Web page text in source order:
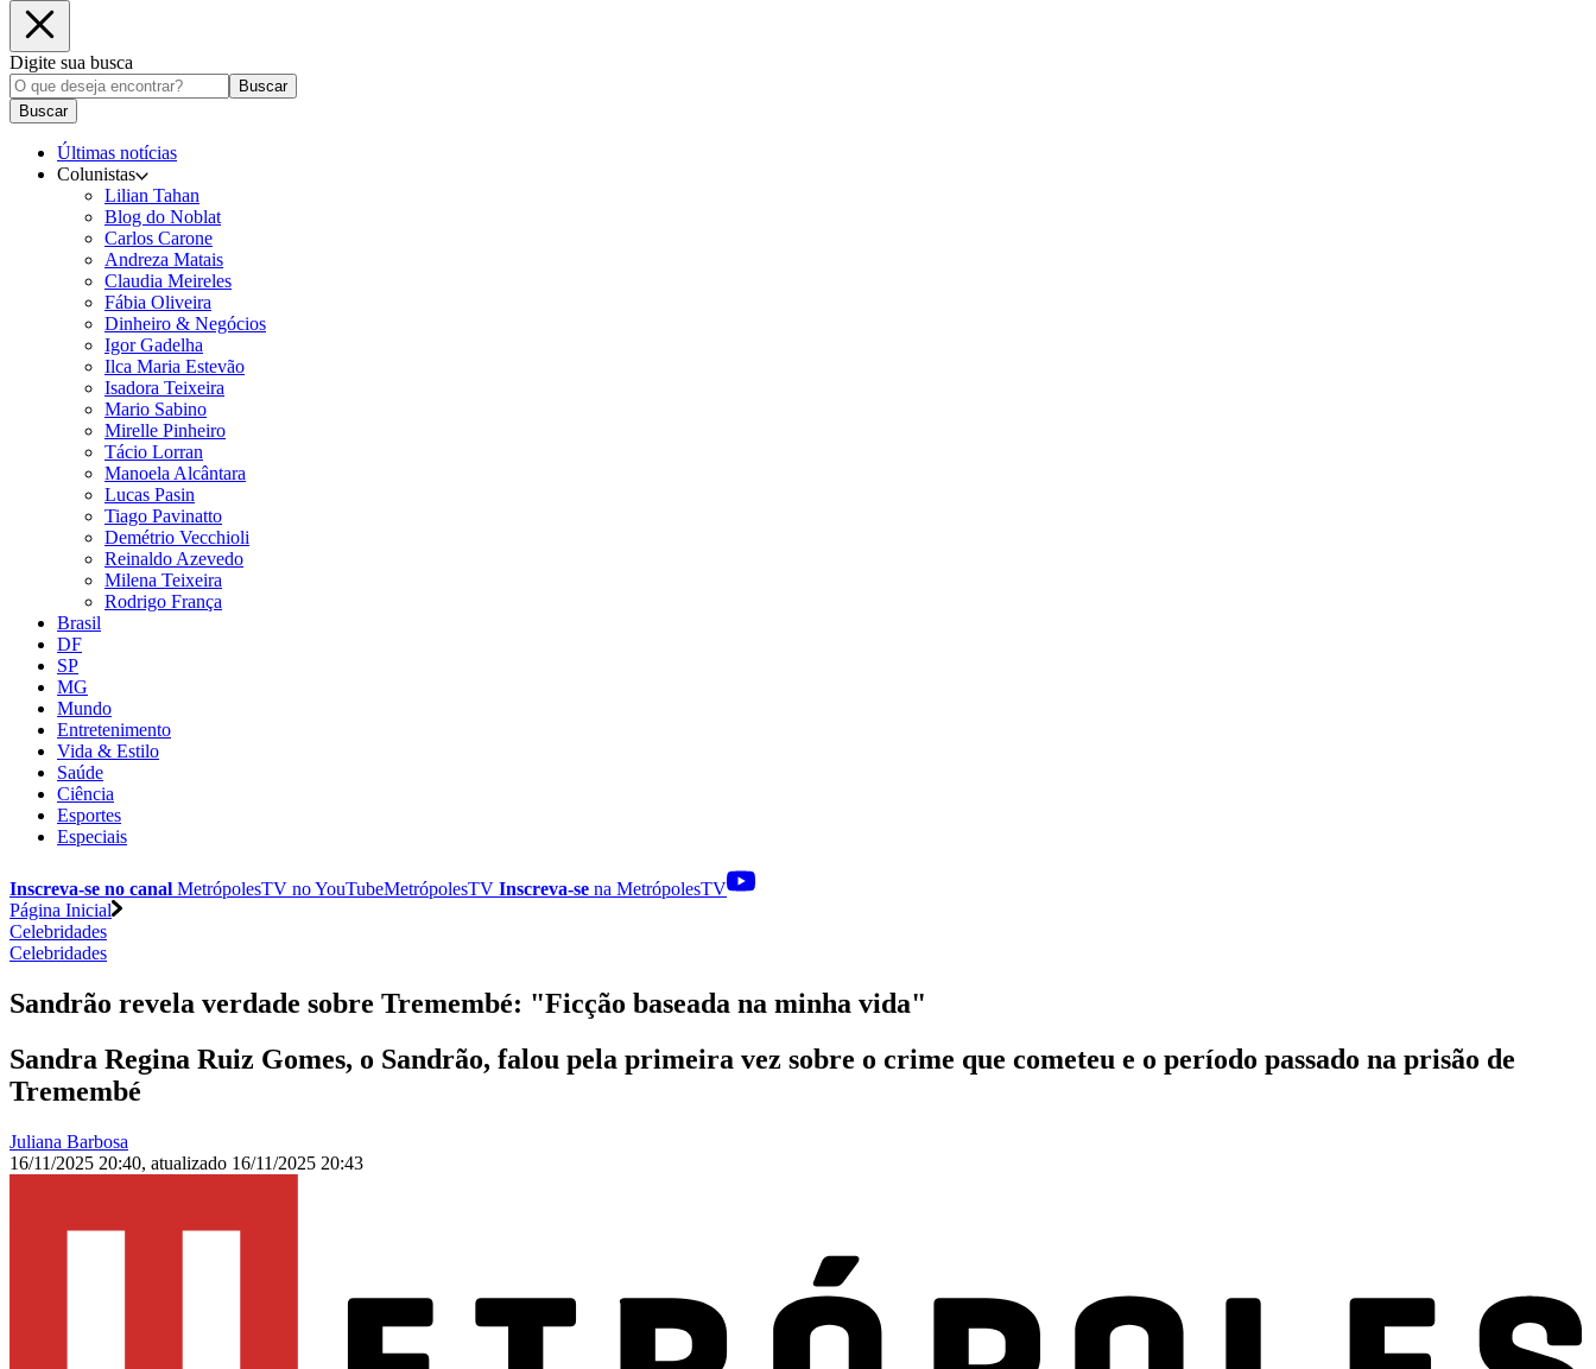
Digite sua busca
Buscar
Buscar
Últimas notícias
Colunistas
Lilian Tahan
Blog do Noblat
Carlos Carone
Andreza Matais
Claudia Meireles
Fábia Oliveira
Dinheiro & Negócios
Igor Gadelha
Ilca Maria Estevão
Isadora Teixeira
Mario Sabino
Mirelle Pinheiro
Tácio Lorran
Manoela Alcântara
Lucas Pasin
Tiago Pavinatto
Demétrio Vecchioli
Reinaldo Azevedo
Milena Teixeira
Rodrigo França
Brasil
DF
SP
MG
Mundo
Entretenimento
Vida & Estilo
Saúde
Ciência
Esportes
Especiais
Inscreva-se no canal MetrópolesTV noYouTubeMetrópolesTV Inscreva-se na MetrópolesTV
Página Inicial
Celebridades
Celebridades
Sandrão revela verdade sobre Tremembé: "Ficção baseada na minha vida"
Sandra Regina Ruiz Gomes, o Sandrão, falou pela primeira vez sobre o crime que cometeu e o período passado na prisão de
Tremembé
Juliana Barbosa
16/11/2025 20:40, atualizado 16/11/2025 20:43